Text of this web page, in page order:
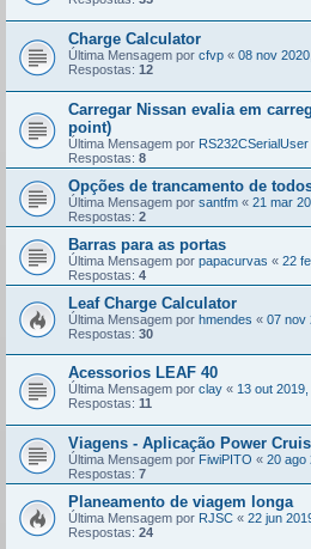
Charge Calculator
Última Mensagem por cfvp « 08 nov
Respostas: 12
Carregar Nissan evalia em
point)
Última Mensagem por RS232CSerialUser
Respostas: 8
Opções de trancamento de
Última Mensagem por santfm « 21 mar
Respostas: 2
Barras para as portas
Última Mensagem por papacurvas « 22
Respostas: 4
Leaf Charge Calculator
Última Mensagem por hmendes « 07 nov
Respostas: 30
Acessorios LEAF 40
Última Mensagem por clay « 13 out
Respostas: 11
Viagens - Aplicação Power
Última Mensagem por FiwiPITO « 20 ago
Respostas: 7
Planeamento de viagem longa
Última Mensagem por RJSC « 22 jun
Respostas: 24